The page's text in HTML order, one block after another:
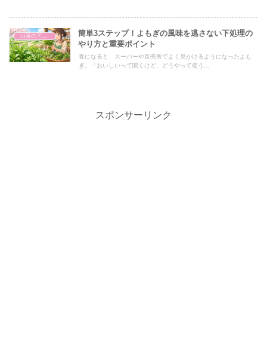
山菜の下処理
簡単3ステップ！よもぎの風味を逃さない下処理の
やり方と重要ポイント
春になると、スーパーや直売所でよく見かけるようになったよも
ぎ。「おいしいって聞くけど、どうやって使う...
スポンサーリンク